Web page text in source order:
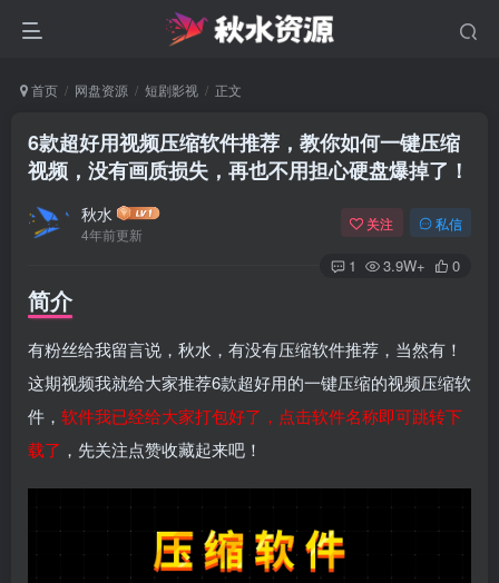
首页 网盘资源 短剧影视 正文
6款超好用视频压缩软件推荐，教你如何一键压缩
视频，没有画质损失，再也不用担心硬盘爆掉了！
秋水
4年前更新
关注 私信
1 3.9W+ 0
简介
有粉丝给我留言说，秋水，有没有压缩软件推荐，当然有！
这期视频我就给大家推荐6款超好用的一键压缩的视频压缩软
件， 软件我已经给大家打包好了，点击软件名称即可跳转下
载了 ，先关注点赞收藏起来吧！